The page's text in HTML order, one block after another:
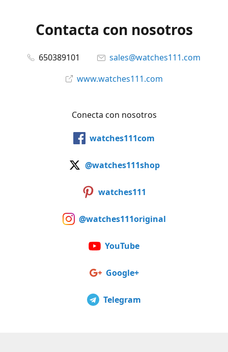
Contacta con nosotros
650389101
sales@watches111.com
www.watches111.com
Conecta con nosotros
watches111com
@watches111shop
watches111
@watches111original
YouTube
Google+
Telegram